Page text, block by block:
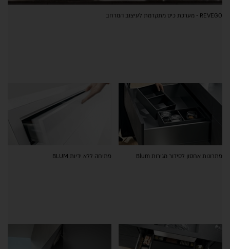
REVEGO - מערכת כיס מתקדמת לעיצוב המרחב
פתרונות אחסון לסידור מגירות Blum פתיחה ללא ידיות BLUM